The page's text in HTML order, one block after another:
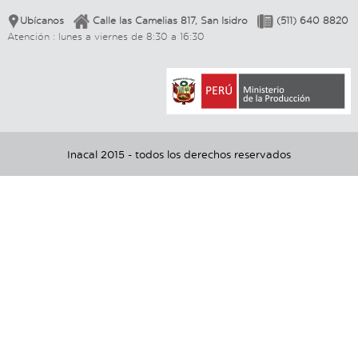
Ubícanos Calle las Camelias 817, San Isidro
(511) 640 8820
Atención : lunes a viernes de 8:30 a 16:30
Inacal 2015 - todos los derechos reservados